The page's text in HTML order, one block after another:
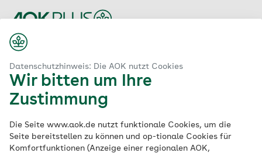
Datenschutzhinweis: Die AOK nutzt Cookies
Wir bitten um Ihre
Zustimmung
Die Seite www.aok.de nutzt funktionale Cookies, um die
Seite bereitstellen zu können und op-tionale Cookies für
Komfortfunktionen (Anzeige einer regionalen AOK,
Zum
Hauptinhalt
springen
Zur Startseite
Deutsche
Gebärdensprache